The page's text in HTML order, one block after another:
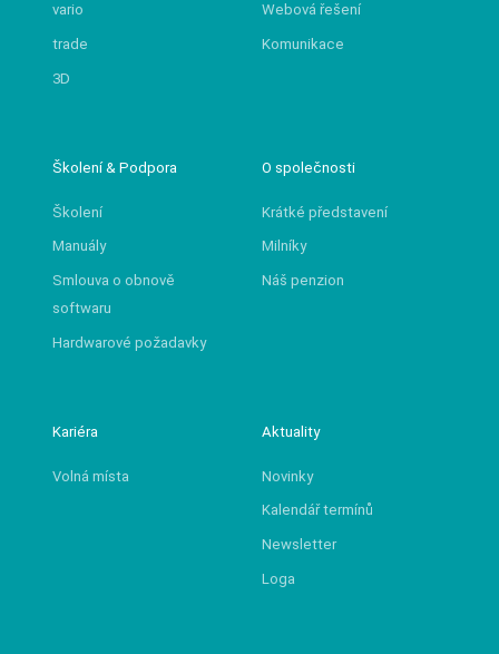
vario
trade
3D
Webová řešení
Komunikace
Školení & Podpora
Školení
Manuály
Smlouva o obnově
softwaru
Hardwarové požadavky
O společnosti
Krátké představení
Milníky
Náš penzion
Kariéra
Volná místa
Aktuality
Novinky
Kalendář termínů
Newsletter
Loga